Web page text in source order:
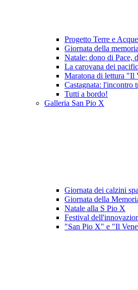
Progetto Terre e
Giornata della
Natale: dono di Pace,
La carovana dei
Maratona di lettura "Il
Castagnata: l'incontro
Tutti a bordo!
Galleria San Pio X
Giornata dei calzini
Giornata della
Natale alla S Pio X
Festival
"San Pio X" e "Il